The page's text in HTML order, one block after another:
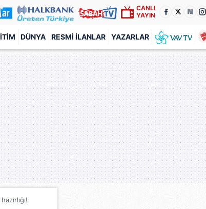
CANLI
YAYIN
DÜNYA RESMI İLANLAR YAZARLAR